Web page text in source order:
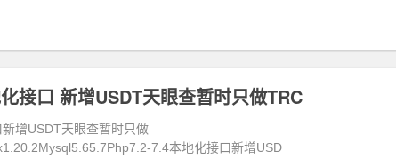
接口 新增USDT天眼查暂时只做TRC
增USDT天眼查暂时只做
7.4本地化接口新增USD